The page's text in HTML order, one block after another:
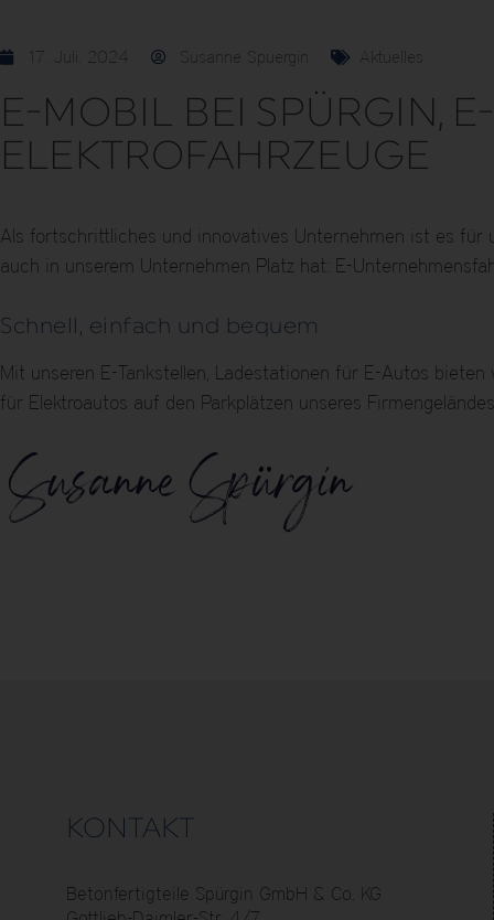
17. Juli. 2024 Susanne Spuergin Aktuelles
E-MOBIL BEI SPÜRGIN,
ELEKTROFAHRZEUGE
Als fortschrittliches und innovatives Unternehmen ist es
auch in unserem Unternehmen Platz hat: E-
Schnell, einfach und bequem
Mit unseren E-Tankstellen, Ladestationen für E-Autos
für Elektroautos auf den Parkplätzen unseres
KONTAKT
Betonfertigteile Spürgin GmbH & Co. KG